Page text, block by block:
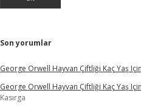
Son yorumlar
George Orwell Hayvan Çiftliği Kaç Yaş
George Orwell Hayvan Çiftliği Kaç Yaş
Kasırga